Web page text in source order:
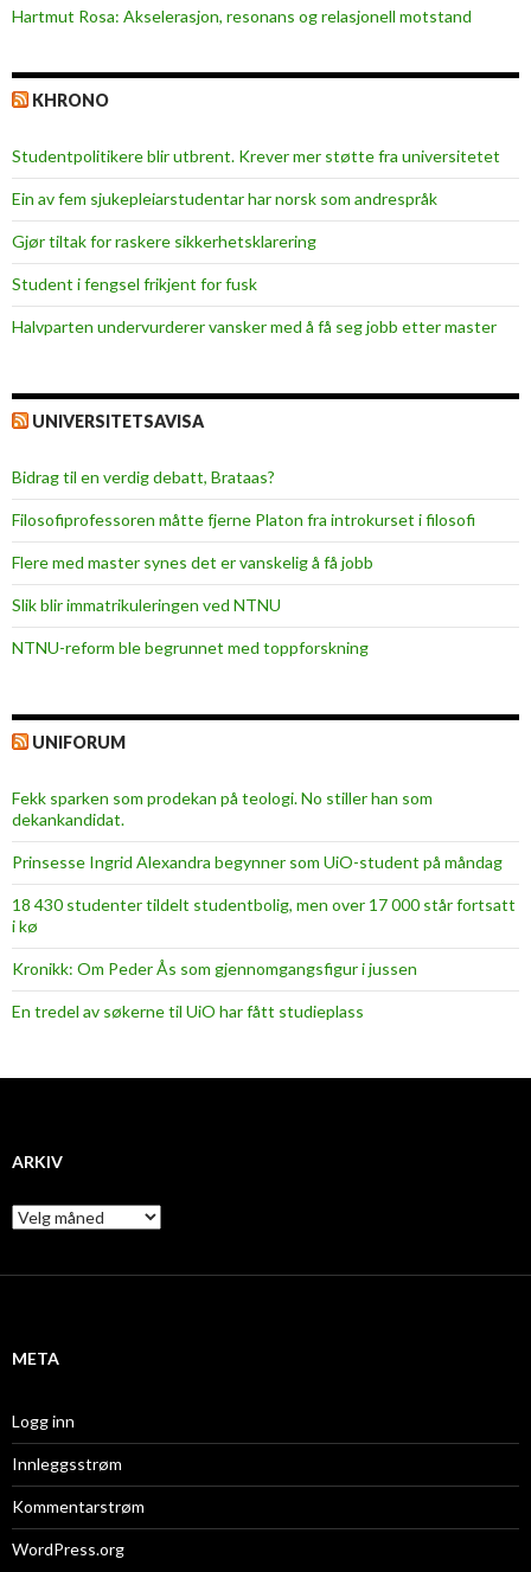
Hartmut Rosa: Akselerasjon, resonans og relasjonell motstand
KHRONO
Studentpolitikere blir utbrent. Krever mer støtte fra universitetet
Ein av fem sjukepleiar­studentar har norsk som andrespråk
Gjør tiltak for raskere sikkerhets­klarering
Student i fengsel frikjent for fusk
Halvparten undervurderer vansker med å få seg jobb etter master
UNIVERSITETSAVISA
Bidrag til en verdig debatt, Brataas?
Filosofiprofessoren måtte fjerne Platon fra introkurset i filosofi
Flere med master synes det er vanskelig å få jobb
Slik blir immatrikuleringen ved NTNU
NTNU-reform ble begrunnet med toppforskning
UNIFORUM
Fekk sparken som prodekan på teologi. No stiller han som
dekankandidat.
Prinsesse Ingrid Alexandra begynner som UiO-student på måndag
18 430 studenter tildelt studentbolig, men over 17 000 står fortsatt
i kø
Kronikk: Om Peder Ås som gjennomgangsfigur i jussen
En tredel av søkerne til UiO har fått studieplass
ARKIV
A
r
i
META
Logg inn
Innleggsstrøm
Kommentarstrøm
WordPress.org